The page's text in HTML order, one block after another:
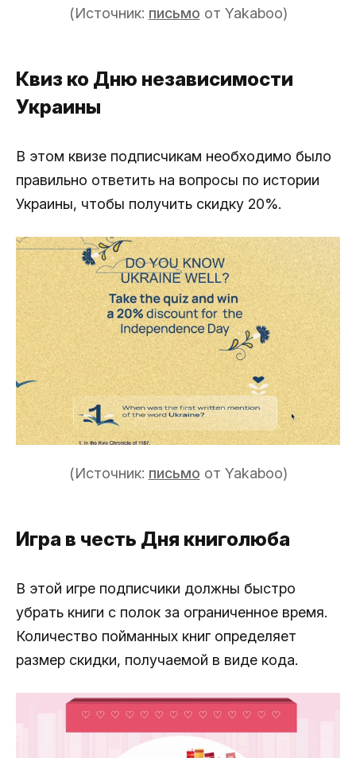
(Источник: письмо от Yakaboo)
Квиз ко Дню независимости
Украины
В этом квизе подписчикам необходимо было
правильно ответить на вопросы по истории
Украины, чтобы получить скидку 20%.
(Источник: письмо от Yakaboo)
Игра в честь Дня книголюба
В этой игре подписчики должны быстро
убрать книги с полок за ограниченное время.
Количество пойманных книг определяет
размер скидки, получаемой в виде кода.